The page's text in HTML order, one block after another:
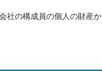
社の構成員の個人の財産か